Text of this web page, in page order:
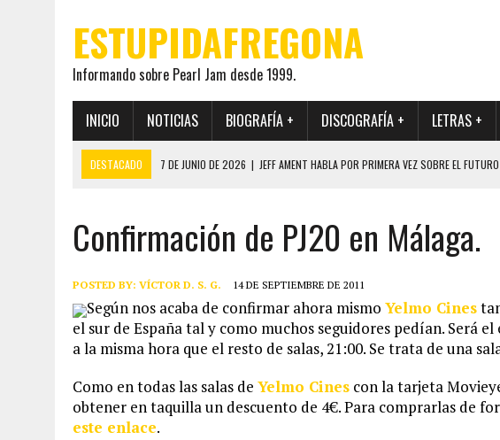
ESTUPIDAFREGONA
Informando sobre Pearl Jam desde 1999.
INICIO NOTICIAS BIOGRAFÍA + DISCOGRAFÍA + LETRAS +
DESTACADO 7 DE JUNIO DE 2026 | JEFF AMENT HABLA POR PRIMERA VEZ SOBRE EL
19 DE MAYO DE 2026
EL ENCUENTRO ENTRE NEIL YOUNG Y PEARL JAM QUE MARCÓ LOS 90, DE
12 DE MAYO DE 2026 | PEARL JAM REAPARECEN EN OHANA 2026 EN MEDIO DE LA
28 DE JULIO DE 2026 | JEFF AMENT PUBLICA SINCE FOREVER, UN LIBRO CON FOTOGRAFÍAS
Confirmación de PJ20 en Málaga.
POSTED BY: VÍCTOR D. S. G. 14 DE SEPTIEMBRE DE 2011
Según nos acaba de confirmar ahora mismo Yelmo Cines
el sur de España tal y como muchos seguidores pedían. Será
a la misma hora que el resto de salas, 21:00. Se trata de una
Como en todas las salas de Yelmo Cines con la tarjeta
obtener en taquilla un descuento de 4€. Para comprarlas de
este enlace.